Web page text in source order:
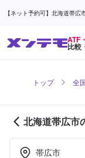
【ネット予約可】北海道帯
ATF
比較
トップ 全
北海道帯広市
対応店舗紹介
帯広市